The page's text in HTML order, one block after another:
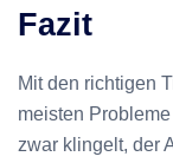
Fazit
Mit den richtigen
meisten
zwar klingelt, der